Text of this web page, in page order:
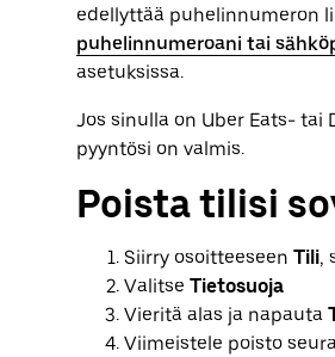
edellyttää puhelinnumeron
puhelinnumeroani tai
asetuksissa.
Jos sinulla on Uber Eats-
pyyntösi on valmis.
Poista tilisi
Siirry osoitteeseen Tili,
Valitse Tietosuoja
Vieritä alas ja napauta
Viimeistele poisto